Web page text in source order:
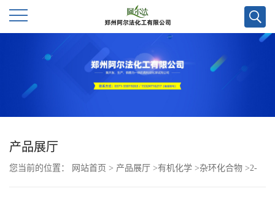
公
产品展厅
您当前的位置： 网站首页 > 产品展厅 >有机化学 >杂环化合物 >2-